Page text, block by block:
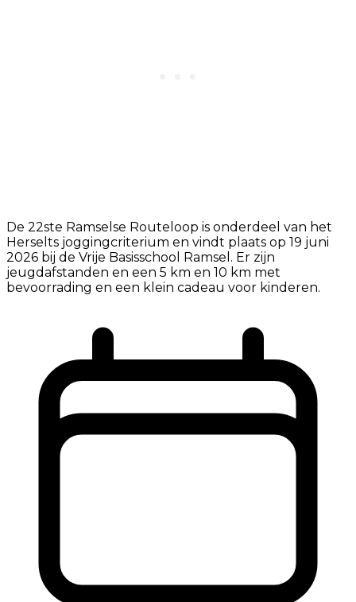
De 22ste Ramselse Routeloop is onderdeel van het
Herselts joggingcriterium en vindt plaats op 19 juni
2026 bij de Vrije Basisschool Ramsel. Er zijn
jeugdafstanden en een 5 km en 10 km met
bevoorrading en een klein cadeau voor kinderen.